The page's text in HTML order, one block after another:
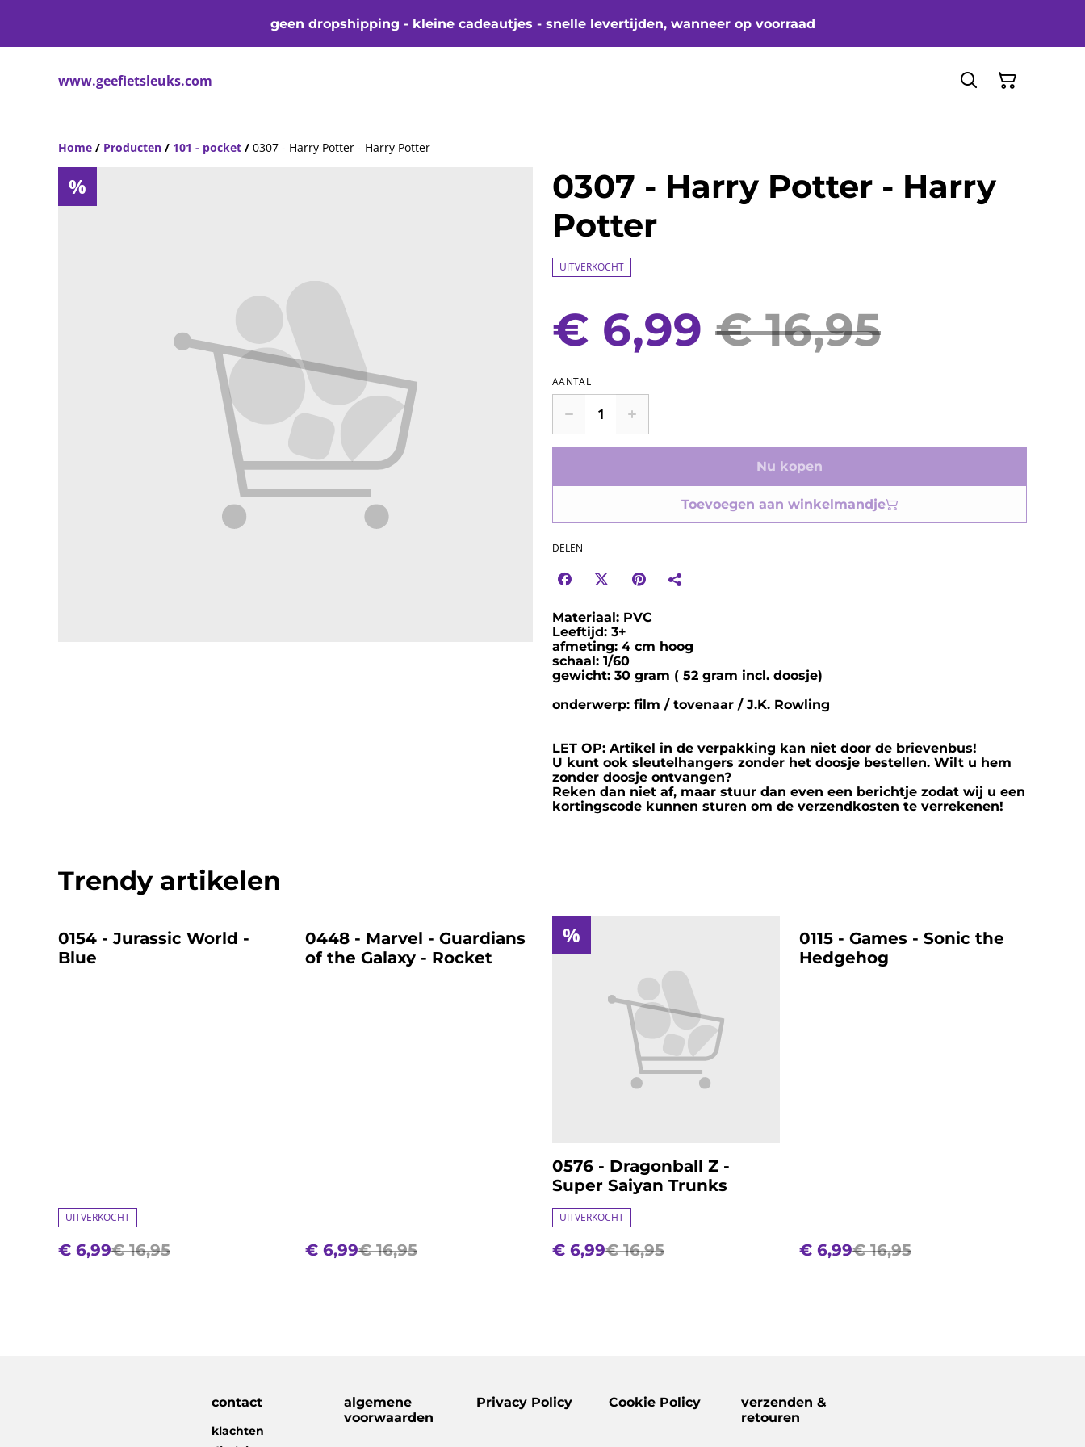
geen dropshipping - kleine cadeautjes - snelle levertijden, wanneer op voorraad
www.geefietsleuks.com
Home / Producten / 101 - pocket / 0307 - Harry Potter - Harry Potter
%
0307 - Harry Potter - Harry
Potter
UITVERKOCHT
€ 6,99 € 16,95
AANTAL
Nu kopen
Toevoegen aan winkelmandje
DELEN
Materiaal: PVC
Leeftijd: 3+
afmeting: 4 cm hoog
schaal: 1/60
gewicht: 30 gram ( 52 gram incl. doosje)
onderwerp: film / tovenaar / J.K. Rowling
LET OP: Artikel in de verpakking kan niet door de brievenbus!
U kunt ook sleutelhangers zonder het doosje bestellen. Wilt u hem
zonder doosje ontvangen?
Reken dan niet af, maar stuur dan even een berichtje zodat wij u een
kortingscode kunnen sturen om de verzendkosten te verrekenen!
Trendy artikelen
%
0154 - Jurassic World -
Blue
UITVERKOCHT
€ 6,99€ 16,95
%
0448 - Marvel - Guardians
of the Galaxy - Rocket
€ 6,99€ 16,95
%
0576 - Dragonball Z -
Super Saiyan Trunks
UITVERKOCHT
€ 6,99€ 16,95
%
0115 - Games - Sonic the
Hedgehog
€ 6,99€ 16,95
contact
klachten
algemene
voorwaarden
Privacy Policy Cookie Policy
verzenden &
retouren